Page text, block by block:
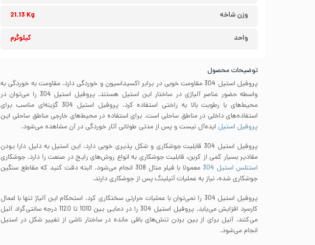
وزن شاخه 21.13 Kg
واحد کیلوگرم
توضیحات محصول
پروفیل استیل 304 مقاومت خوبی در برابر اکسیداسیون و خوردگی دارد. مقاومت به خوردگی به
واسطه حضور عناصر آلیاژی در ساختار این استیل هستند. پروفیل استیل 304 را می‌توان در
محیط‌های با رطوبت بالا به راختی استفاده کرد. پروفیل استیل 304 گزینه‌ای مناسب برای
استفاده‌های داخلی در مناطق ساحلی است. برای استفاده در محیط‌های خارجی مناطق ساحلی این
پروفیل استیل ایده‌آل نیست و پس از مدتی طولانی آثار خوردگی در آن مشاهده می‌شود.
پروفیل استیل 304 قابلیت جوشکاری و شکل پذیری خوبی دارد. این استیل به دلیل دارا بودن
مقادیر بسیار کمی از کربن، قابلیت جوشکاری به انواع روش‌های رایج در صنعت را دارد. جوشکاری
استنلس استیل 304
معمولا با فیلر متال 308 انجام می‌شود. البته دقت کنید که مقاطع سنگین
جوشکاری شده، نیاز به عملیات آنیلینگ پس از جوشکاری دارند.
پروفیل استیل 304 را نمی‌توان با عملیات حرارتی سختکاری کرد. استحکام این آلیاژ تنها با اعمال
کارسرد افزایش می‌یابد. پروفیل استیل 304 را در دمایی بین 1010 تا 1120 درجه سانتی‌گراد آنیل
می‌کنند. آنیل برای از بین بردن تنش‌های باقی مانده در ساختار ناشی از تغییر شکل در استیل
انجام می‌شود.